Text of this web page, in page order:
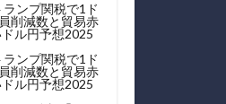
ランプ関税で1ド
削減数と貿易赤
ル円予想2025
ランプ関税で1ド
削減数と貿易赤
ル円予想2025